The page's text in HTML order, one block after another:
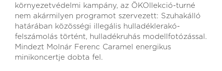
környezetvédelmi kampány, az ÖKOllekció-turné
nem akármilyen programot szervezett: Szuhakálló
határában közösségi illegális hulladéklerakó-
felszámolás történt, hulladékruhás modellfotózással.
Mindezt Molnár Ferenc Caramel energikus
minikoncertje dobta fel.